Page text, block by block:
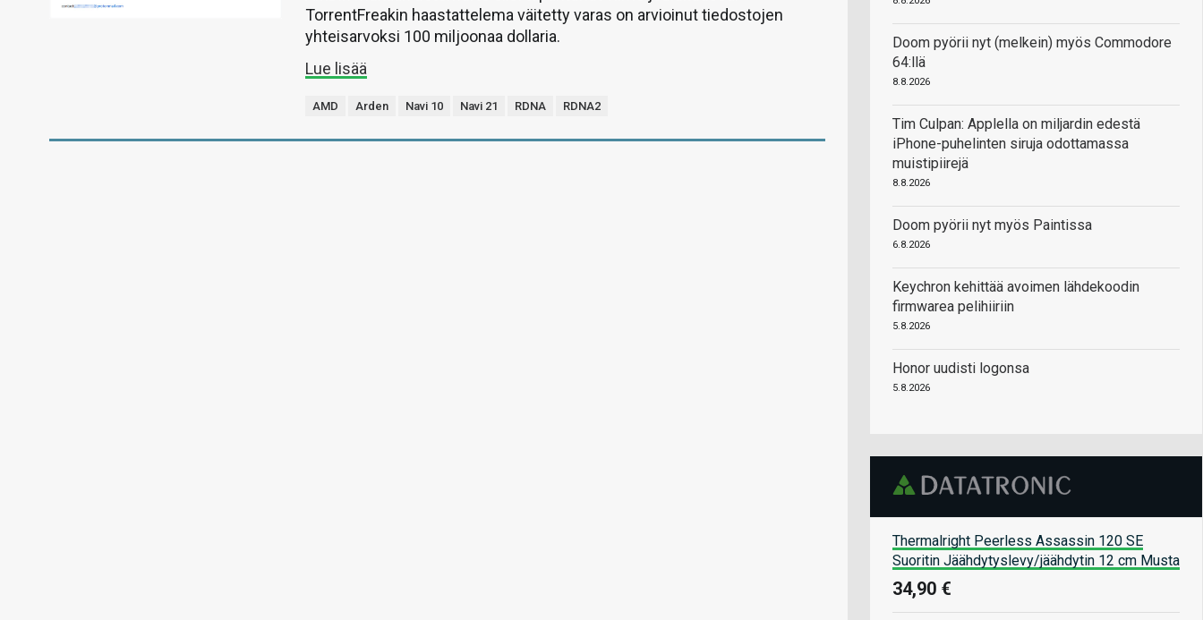
TorrentFreakin haastattelema väitetty varas on arvioinut tiedostojen
yhteisarvoksi 100 miljoonaa dollaria.
Lue lisää
AMD Arden Navi 10 Navi 21 RDNA RDNA2
Doom pyörii nyt (melkein) myös Commodore
64:llä
8.8.2026
Tim Culpan: Applella on miljardin edestä
iPhone-puhelinten siruja odottamassa
muistipiirejä
8.8.2026
Doom pyörii nyt myös Paintissa
6.8.2026
Keychron kehittää avoimen lähdekoodin
firmwarea pelihiiriin
5.8.2026
Honor uudisti logonsa
5.8.2026
Thermalright Peerless Assassin 120 SE
Suoritin Jäähdytyslevy/jäähdytin 12 cm Musta
34,90 €